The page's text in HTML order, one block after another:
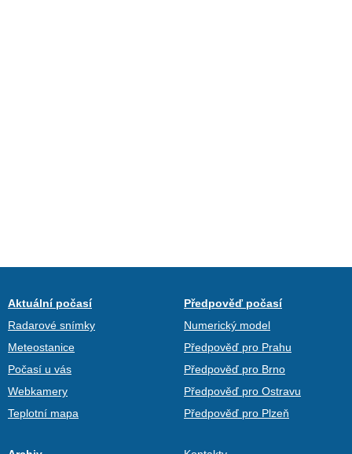
Aktuální počasí
Radarové snímky
Meteostanice
Počasí u vás
Webkamery
Teplotní mapa
Předpověď počasí
Numerický model
Předpověď pro Prahu
Předpověď pro Brno
Předpověď pro Ostravu
Předpověď pro Plzeň